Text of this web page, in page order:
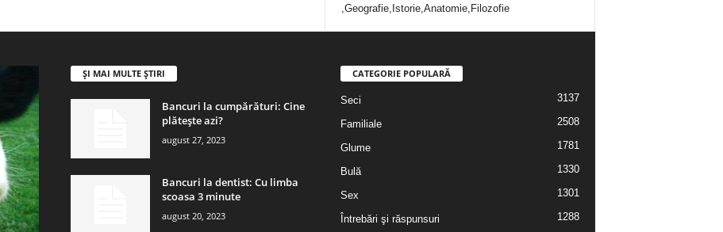
,Geografie,Istorie,Anatomie,Filozofie
ȘI MAI MULTE ȘTIRI
Bancuri la cumpărături: Cine
plătește azi?
august 27, 2023
Bancuri la dentist: Cu limba
scoasa 3 minute
august 20, 2023
CATEGORIE POPULARĂ
Seci 3137
Familiale 2508
Glume 1781
Bulă 1330
Sex 1301
Întrebări şi răspunsuri 1288